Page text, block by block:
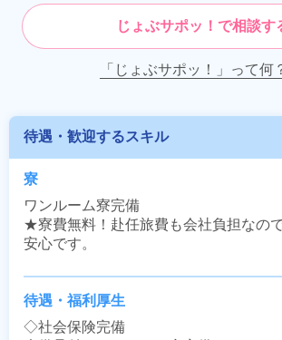
じょぶサポッ！で相談す
「じょぶサポッ！」って何
待遇・歓迎するスキル
寮
ワンルーム寮完備
★寮費無料！赴任旅費も会社負担なの
安心です。
待遇・福利厚生
◇社会保険完備